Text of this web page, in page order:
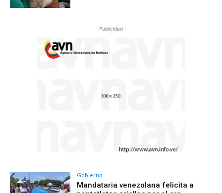
- Publicidad -
Gobierno
Mandataria venezolana felicita a